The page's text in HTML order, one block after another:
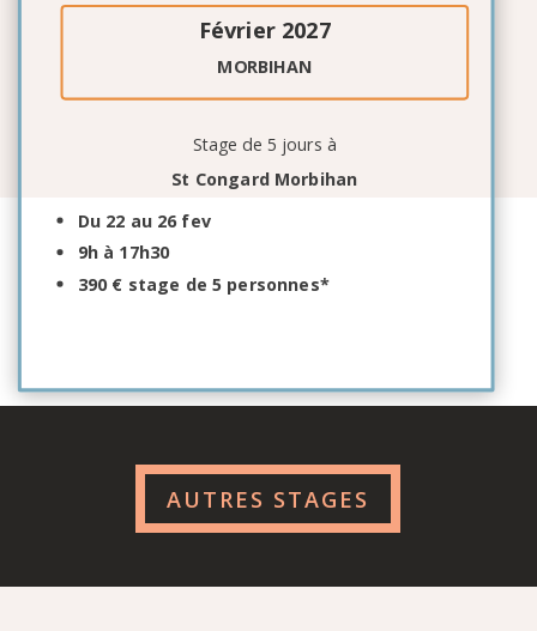
Février 2027
MORBIHAN
Stage de 5 jours à
St Congard Morbihan
Du 22 au 26 fev
9h à 17h30
390 € stage de 5 personnes*
AUTRES STAGES